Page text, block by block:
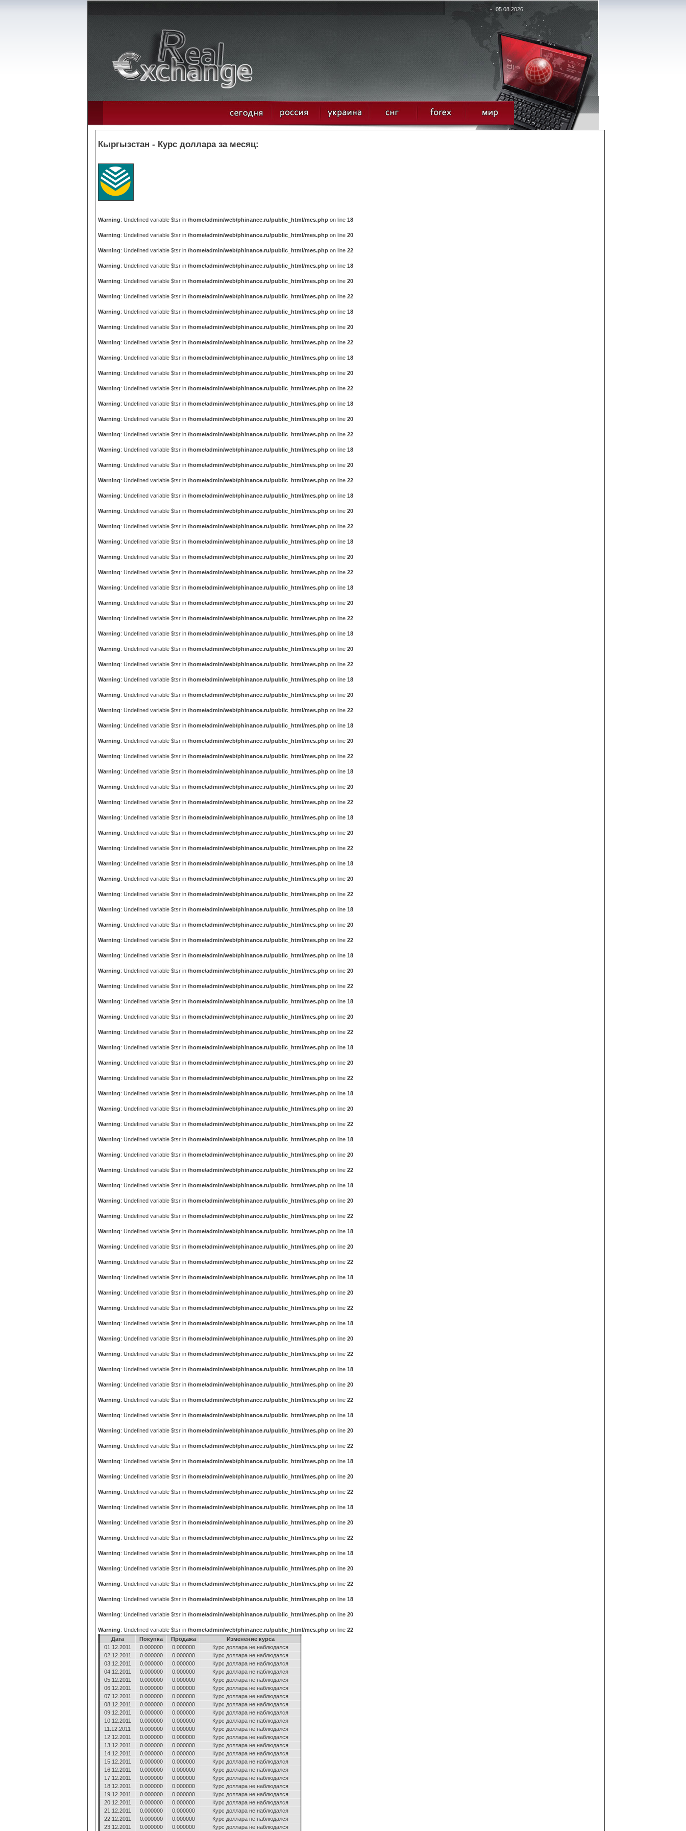
05.08.2026
Кыргызстан - Курс доллара за месяц:
Warning: Undefined variable $tsr in /home/admin/web/phinance.ru/public_html/mes.php on line 18
Warning: Undefined variable $tsr in /home/admin/web/phinance.ru/public_html/mes.php on line 20
Warning: Undefined variable $tsr in /home/admin/web/phinance.ru/public_html/mes.php on line 22
Warning: Undefined variable $tsr in /home/admin/web/phinance.ru/public_html/mes.php on line 18
Warning: Undefined variable $tsr in /home/admin/web/phinance.ru/public_html/mes.php on line 20
Warning: Undefined variable $tsr in /home/admin/web/phinance.ru/public_html/mes.php on line 22
Warning: Undefined variable $tsr in /home/admin/web/phinance.ru/public_html/mes.php on line 18
Warning: Undefined variable $tsr in /home/admin/web/phinance.ru/public_html/mes.php on line 20
Warning: Undefined variable $tsr in /home/admin/web/phinance.ru/public_html/mes.php on line 22
Warning: Undefined variable $tsr in /home/admin/web/phinance.ru/public_html/mes.php on line 18
Warning: Undefined variable $tsr in /home/admin/web/phinance.ru/public_html/mes.php on line 20
Warning: Undefined variable $tsr in /home/admin/web/phinance.ru/public_html/mes.php on line 22
Warning: Undefined variable $tsr in /home/admin/web/phinance.ru/public_html/mes.php on line 18
Warning: Undefined variable $tsr in /home/admin/web/phinance.ru/public_html/mes.php on line 20
Warning: Undefined variable $tsr in /home/admin/web/phinance.ru/public_html/mes.php on line 22
Warning: Undefined variable $tsr in /home/admin/web/phinance.ru/public_html/mes.php on line 18
Warning: Undefined variable $tsr in /home/admin/web/phinance.ru/public_html/mes.php on line 20
Warning: Undefined variable $tsr in /home/admin/web/phinance.ru/public_html/mes.php on line 22
Warning: Undefined variable $tsr in /home/admin/web/phinance.ru/public_html/mes.php on line 18
Warning: Undefined variable $tsr in /home/admin/web/phinance.ru/public_html/mes.php on line 20
Warning: Undefined variable $tsr in /home/admin/web/phinance.ru/public_html/mes.php on line 22
Warning: Undefined variable $tsr in /home/admin/web/phinance.ru/public_html/mes.php on line 18
Warning: Undefined variable $tsr in /home/admin/web/phinance.ru/public_html/mes.php on line 20
Warning: Undefined variable $tsr in /home/admin/web/phinance.ru/public_html/mes.php on line 22
Warning: Undefined variable $tsr in /home/admin/web/phinance.ru/public_html/mes.php on line 18
Warning: Undefined variable $tsr in /home/admin/web/phinance.ru/public_html/mes.php on line 20
Warning: Undefined variable $tsr in /home/admin/web/phinance.ru/public_html/mes.php on line 22
Warning: Undefined variable $tsr in /home/admin/web/phinance.ru/public_html/mes.php on line 18
Warning: Undefined variable $tsr in /home/admin/web/phinance.ru/public_html/mes.php on line 20
Warning: Undefined variable $tsr in /home/admin/web/phinance.ru/public_html/mes.php on line 22
Warning: Undefined variable $tsr in /home/admin/web/phinance.ru/public_html/mes.php on line 18
Warning: Undefined variable $tsr in /home/admin/web/phinance.ru/public_html/mes.php on line 20
Warning: Undefined variable $tsr in /home/admin/web/phinance.ru/public_html/mes.php on line 22
Warning: Undefined variable $tsr in /home/admin/web/phinance.ru/public_html/mes.php on line 18
Warning: Undefined variable $tsr in /home/admin/web/phinance.ru/public_html/mes.php on line 20
Warning: Undefined variable $tsr in /home/admin/web/phinance.ru/public_html/mes.php on line 22
Warning: Undefined variable $tsr in /home/admin/web/phinance.ru/public_html/mes.php on line 18
Warning: Undefined variable $tsr in /home/admin/web/phinance.ru/public_html/mes.php on line 20
Warning: Undefined variable $tsr in /home/admin/web/phinance.ru/public_html/mes.php on line 22
Warning: Undefined variable $tsr in /home/admin/web/phinance.ru/public_html/mes.php on line 18
Warning: Undefined variable $tsr in /home/admin/web/phinance.ru/public_html/mes.php on line 20
Warning: Undefined variable $tsr in /home/admin/web/phinance.ru/public_html/mes.php on line 22
Warning: Undefined variable $tsr in /home/admin/web/phinance.ru/public_html/mes.php on line 18
Warning: Undefined variable $tsr in /home/admin/web/phinance.ru/public_html/mes.php on line 20
Warning: Undefined variable $tsr in /home/admin/web/phinance.ru/public_html/mes.php on line 22
Warning: Undefined variable $tsr in /home/admin/web/phinance.ru/public_html/mes.php on line 18
Warning: Undefined variable $tsr in /home/admin/web/phinance.ru/public_html/mes.php on line 20
Warning: Undefined variable $tsr in /home/admin/web/phinance.ru/public_html/mes.php on line 22
Warning: Undefined variable $tsr in /home/admin/web/phinance.ru/public_html/mes.php on line 18
Warning: Undefined variable $tsr in /home/admin/web/phinance.ru/public_html/mes.php on line 20
Warning: Undefined variable $tsr in /home/admin/web/phinance.ru/public_html/mes.php on line 22
Warning: Undefined variable $tsr in /home/admin/web/phinance.ru/public_html/mes.php on line 18
Warning: Undefined variable $tsr in /home/admin/web/phinance.ru/public_html/mes.php on line 20
Warning: Undefined variable $tsr in /home/admin/web/phinance.ru/public_html/mes.php on line 22
Warning: Undefined variable $tsr in /home/admin/web/phinance.ru/public_html/mes.php on line 18
Warning: Undefined variable $tsr in /home/admin/web/phinance.ru/public_html/mes.php on line 20
Warning: Undefined variable $tsr in /home/admin/web/phinance.ru/public_html/mes.php on line 22
Warning: Undefined variable $tsr in /home/admin/web/phinance.ru/public_html/mes.php on line 18
Warning: Undefined variable $tsr in /home/admin/web/phinance.ru/public_html/mes.php on line 20
Warning: Undefined variable $tsr in /home/admin/web/phinance.ru/public_html/mes.php on line 22
Warning: Undefined variable $tsr in /home/admin/web/phinance.ru/public_html/mes.php on line 18
Warning: Undefined variable $tsr in /home/admin/web/phinance.ru/public_html/mes.php on line 20
Warning: Undefined variable $tsr in /home/admin/web/phinance.ru/public_html/mes.php on line 22
Warning: Undefined variable $tsr in /home/admin/web/phinance.ru/public_html/mes.php on line 18
Warning: Undefined variable $tsr in /home/admin/web/phinance.ru/public_html/mes.php on line 20
Warning: Undefined variable $tsr in /home/admin/web/phinance.ru/public_html/mes.php on line 22
Warning: Undefined variable $tsr in /home/admin/web/phinance.ru/public_html/mes.php on line 18
Warning: Undefined variable $tsr in /home/admin/web/phinance.ru/public_html/mes.php on line 20
Warning: Undefined variable $tsr in /home/admin/web/phinance.ru/public_html/mes.php on line 22
Warning: Undefined variable $tsr in /home/admin/web/phinance.ru/public_html/mes.php on line 18
Warning: Undefined variable $tsr in /home/admin/web/phinance.ru/public_html/mes.php on line 20
Warning: Undefined variable $tsr in /home/admin/web/phinance.ru/public_html/mes.php on line 22
Warning: Undefined variable $tsr in /home/admin/web/phinance.ru/public_html/mes.php on line 18
Warning: Undefined variable $tsr in /home/admin/web/phinance.ru/public_html/mes.php on line 20
Warning: Undefined variable $tsr in /home/admin/web/phinance.ru/public_html/mes.php on line 22
Warning: Undefined variable $tsr in /home/admin/web/phinance.ru/public_html/mes.php on line 18
Warning: Undefined variable $tsr in /home/admin/web/phinance.ru/public_html/mes.php on line 20
Warning: Undefined variable $tsr in /home/admin/web/phinance.ru/public_html/mes.php on line 22
Warning: Undefined variable $tsr in /home/admin/web/phinance.ru/public_html/mes.php on line 18
Warning: Undefined variable $tsr in /home/admin/web/phinance.ru/public_html/mes.php on line 20
Warning: Undefined variable $tsr in /home/admin/web/phinance.ru/public_html/mes.php on line 22
Warning: Undefined variable $tsr in /home/admin/web/phinance.ru/public_html/mes.php on line 18
Warning: Undefined variable $tsr in /home/admin/web/phinance.ru/public_html/mes.php on line 20
Warning: Undefined variable $tsr in /home/admin/web/phinance.ru/public_html/mes.php on line 22
Warning: Undefined variable $tsr in /home/admin/web/phinance.ru/public_html/mes.php on line 18
Warning: Undefined variable $tsr in /home/admin/web/phinance.ru/public_html/mes.php on line 20
Warning: Undefined variable $tsr in /home/admin/web/phinance.ru/public_html/mes.php on line 22
Warning: Undefined variable $tsr in /home/admin/web/phinance.ru/public_html/mes.php on line 18
Warning: Undefined variable $tsr in /home/admin/web/phinance.ru/public_html/mes.php on line 20
Warning: Undefined variable $tsr in /home/admin/web/phinance.ru/public_html/mes.php on line 22
Warning: Undefined variable $tsr in /home/admin/web/phinance.ru/public_html/mes.php on line 18
Warning: Undefined variable $tsr in /home/admin/web/phinance.ru/public_html/mes.php on line 20
Warning: Undefined variable $tsr in /home/admin/web/phinance.ru/public_html/mes.php on line 22
Дата
Покупка Продажа
Изменение курса
01.12.2011
0.000000 0.000000
Курс доллара не наблюдался
02.12.2011
0.000000 0.000000
Курс доллара не наблюдался
03.12.2011
0.000000 0.000000
Курс доллара не наблюдался
04.12.2011
0.000000 0.000000
Курс доллара не наблюдался
05.12.2011
0.000000 0.000000
Курс доллара не наблюдался
06.12.2011
0.000000 0.000000
Курс доллара не наблюдался
07.12.2011
0.000000 0.000000
Курс доллара не наблюдался
08.12.2011
0.000000 0.000000
Курс доллара не наблюдался
09.12.2011
0.000000 0.000000
Курс доллара не наблюдался
10.12.2011
0.000000 0.000000
Курс доллара не наблюдался
11.12.2011
0.000000 0.000000
Курс доллара не наблюдался
12.12.2011
0.000000 0.000000
Курс доллара не наблюдался
13.12.2011
0.000000 0.000000
Курс доллара не наблюдался
14.12.2011
0.000000 0.000000
Курс доллара не наблюдался
15.12.2011
0.000000 0.000000
Курс доллара не наблюдался
16.12.2011
0.000000 0.000000
Курс доллара не наблюдался
17.12.2011
0.000000 0.000000
Курс доллара не наблюдался
18.12.2011
0.000000 0.000000
Курс доллара не наблюдался
19.12.2011
0.000000 0.000000
Курс доллара не наблюдался
20.12.2011
0.000000 0.000000
Курс доллара не наблюдался
21.12.2011
0.000000 0.000000
Курс доллара не наблюдался
22.12.2011
0.000000 0.000000
Курс доллара не наблюдался
23.12.2011
0.000000 0.000000 Курс доллара не наблюдался